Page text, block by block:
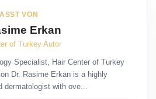
VON
Erkan
of Turkey Autor
Specialist, Hair Center of Turkey
Dr. Rasime Erkan is a highly
dermatologist with ove...